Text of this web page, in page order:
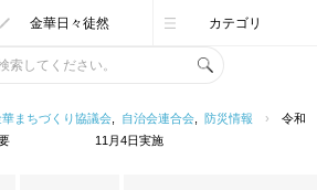
金華日々徒然 カテゴリ
華まちづくり協議会 自治会連合会 防災情報 ›
令和
の概要 11月4日実施